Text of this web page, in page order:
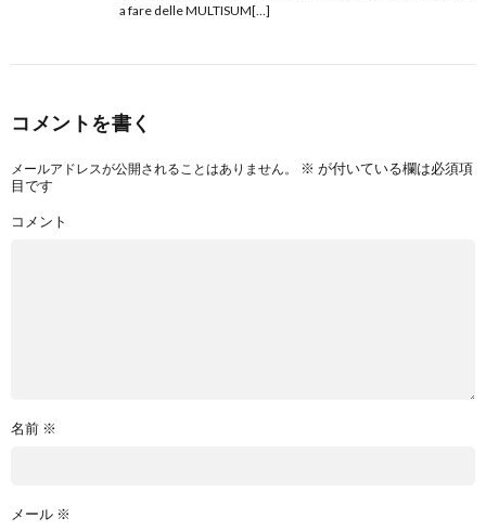
a fare delle MULTISUM[…]
コメントを書く
メールアドレスが公開されることはありません。 ※ が付いている欄は必須項
目です
コメント
名前 ※
メール ※